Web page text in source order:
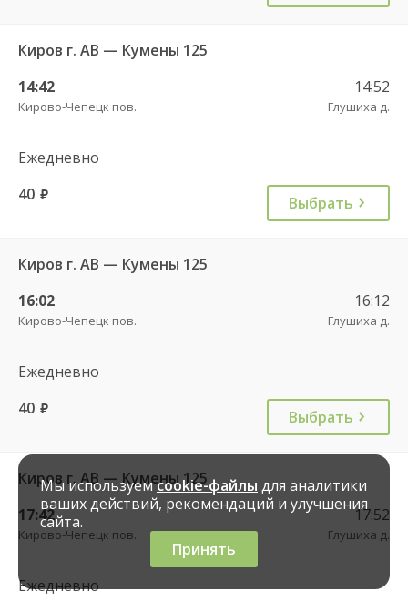
Киров г. АВ — Кумены 125
14:42
Кирово-Чепецк пов.
14:52
Глушиха д.
Ежедневно
40 руб. Выбрать
Киров г. АВ — Кумены 125
16:02
Кирово-Чепецк пов.
16:12
Глушиха д.
Ежедневно
40 руб. Выбрать
Киров г. АВ — Кумены 125
17:42
Кирово-Чепецк пов.
17:52
Глушиха д.
Ежедневно
Мы используемcookie-файлы для аналитики
ваших действий, рекомендаций и улучшения
сайта.
Принять